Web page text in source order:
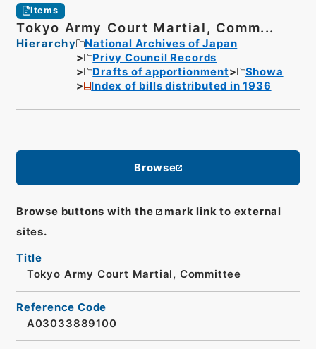
Items
Tokyo Army Court Martial, Comm...
Hierarchy
National Archives of Japan
Privy Council Records
Drafts of apportionment
Showa
Index of bills distributed in 1936
Browse
Browse buttons with the
mark link to external
sites.
Title
Tokyo Army Court Martial, Committee
Reference Code
A03033889100